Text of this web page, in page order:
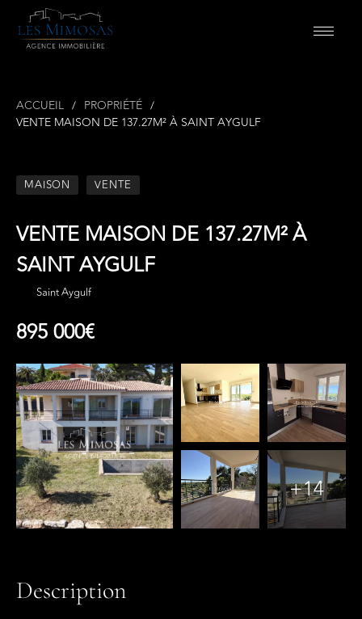
ACCUEIL
PROPRIÉTÉ
VENTE MAISON DE 137.27M² À SAINT AYGULF
MAISON VENTE
VENTE MAISON DE 137.27M² À
SAINT AYGULF
Saint Aygulf
895 000€
+14
Description